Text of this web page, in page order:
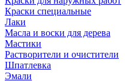
Краски специальные
Лаки
Масла и воски для дерева
Мастики
Растворители и очистители
Шпатлевка
Эмали